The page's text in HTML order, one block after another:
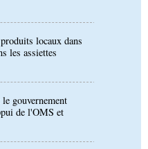
gouvernement
de l'OMS et
Leonie, nouvelle
1xBet Congo-